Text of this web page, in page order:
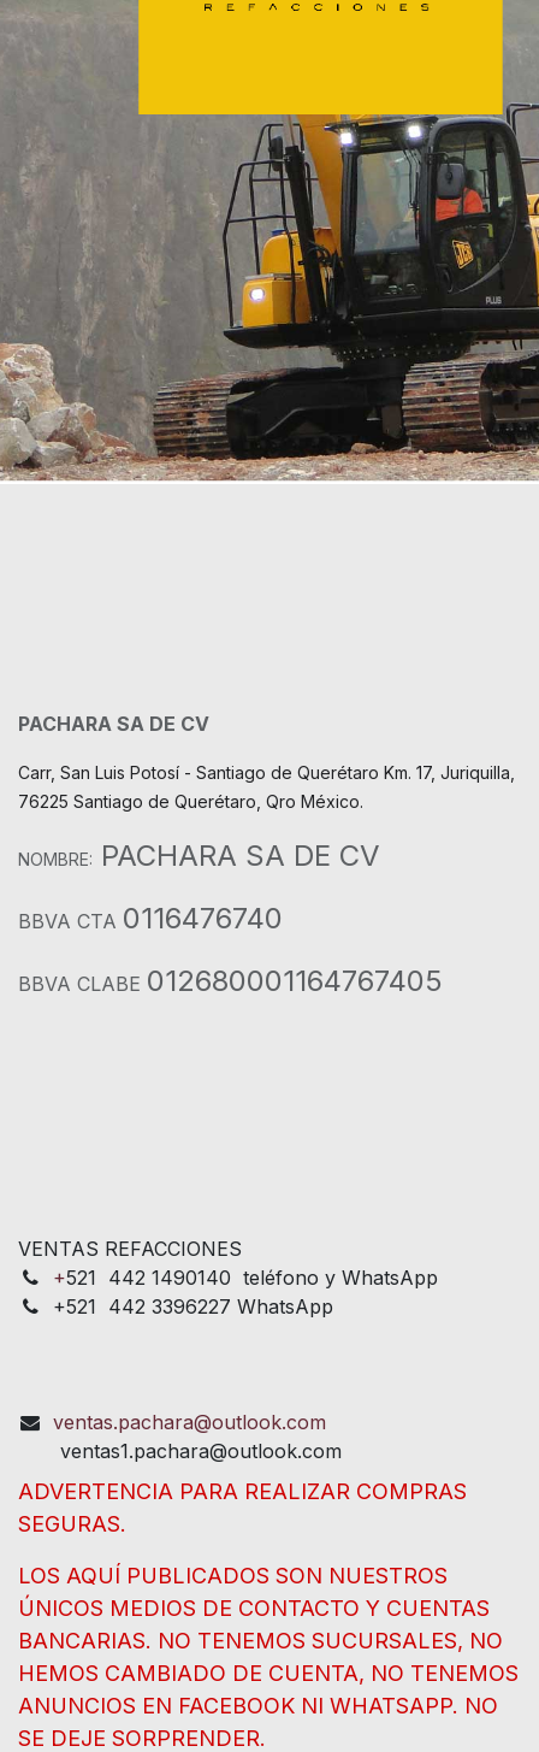
PACHARA SA DE CV
Carr, San Luis Potosí - Santiago de Querétaro Km. 17, Juriquilla,
76225 Santiago de Querétaro, Qro México.
NOMBRE: PACHARA SA DE CV
BBVA CTA 0116476740
BBVA CLABE 012680001164767405
VENTAS REFACCIONES
+521 442 1490140 teléfono y WhatsApp
+521 442 3396227 WhatsApp
ventas.pachara@outlook.com
ventas1.pachara@outlook.com
ADVERTENCIA PARA REALIZAR COMPRAS
SEGURAS.
LOS AQUÍ PUBLICADOS SON NUESTROS
ÚNICOS MEDIOS DE CONTACTO Y CUENTAS
BANCARIAS. NO TENEMOS SUCURSALES, NO
HEMOS CAMBIADO DE CUENTA, NO TENEMOS
ANUNCIOS EN FACEBOOK NI WHATSAPP. NO
SE DEJE SORPRENDER.